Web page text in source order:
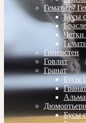
Гематит /
Бусы
Четки
Гиперстен
Говлит
Гранат
Бусы
Бусы